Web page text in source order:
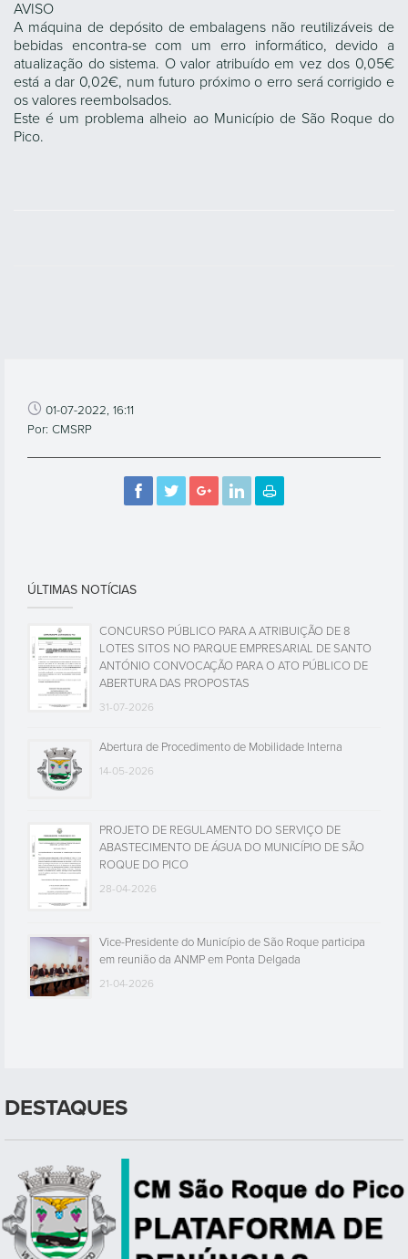
AVISO
A máquina de depósito de embalagens não reutilizáveis de
bebidas encontra-se com um erro informático, devido a
atualização do sistema. O valor atribuído em vez dos 0,05€
está a dar 0,02€, num futuro próximo o erro será corrigido e
os valores reembolsados.
Este é um problema alheio ao Município de São Roque do
Pico.
01-07-2022, 16:11
Por: CMSRP
ÚLTIMAS NOTÍCIAS
CONCURSO PÚBLICO PARA A ATRIBUIÇÃO DE 8
LOTES SITOS NO PARQUE EMPRESARIAL DE SANTO
ANTÓNIO CONVOCAÇÃO PARA O ATO PÚBLICO DE
ABERTURA DAS PROPOSTAS
31-07-2026
Abertura de Procedimento de Mobilidade Interna
14-05-2026
PROJETO DE REGULAMENTO DO SERVIÇO DE
ABASTECIMENTO DE ÁGUA DO MUNICÍPIO DE SÃO
ROQUE DO PICO
28-04-2026
Vice-Presidente do Município de São Roque participa
em reunião da ANMP em Ponta Delgada
21-04-2026
DESTAQUES